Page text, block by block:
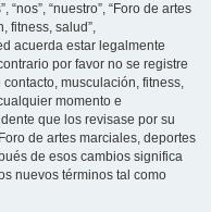
“nuestro”, “Foro de artes
fitness, salud”,
acuerda estar legalmente
por favor no se registre
musculación, fitness,
momento e
que los revisase por su
de artes marciales, deportes
de esos cambios significa
nuevos términos tal como